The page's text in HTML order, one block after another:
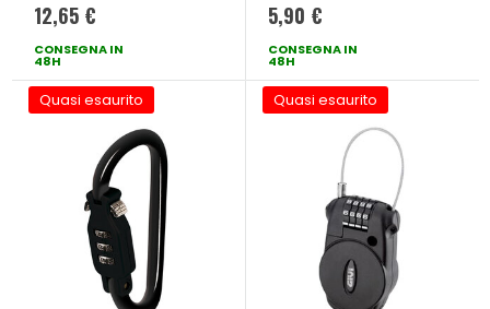
12,65 €
CONSEGNA IN
48H
5,90 €
CONSEGNA IN
48H
Quasi esaurito Quasi esaurito